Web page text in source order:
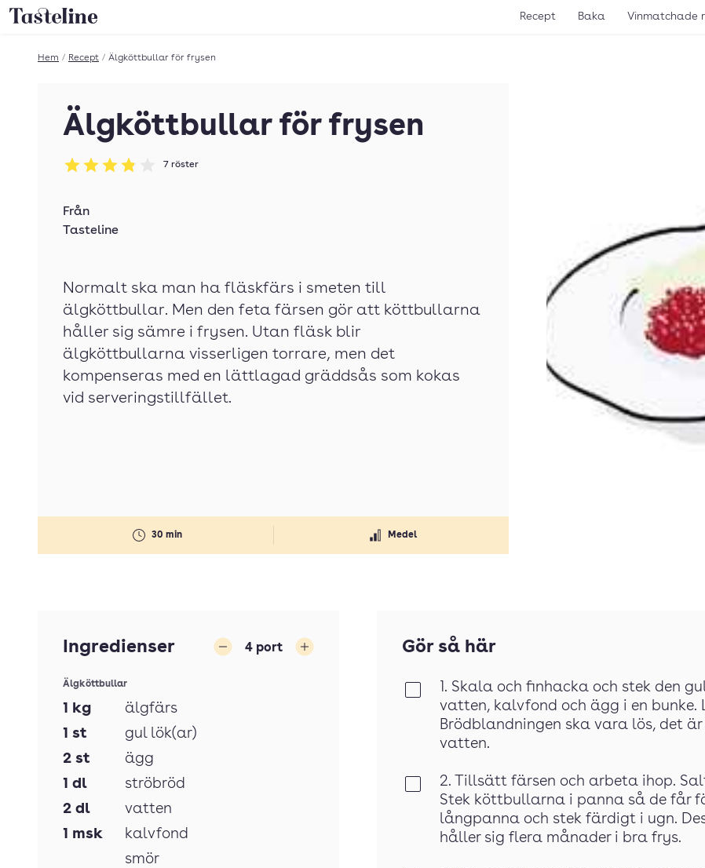
Till Tastelines startsida Recept Baka Vinmatchade
Hem / Recept / Älgköttbullar för frysen
Älgköttbullar för frysen
Betyg: 3.86 av 5
7 röster
30 min Medel
Från
Tasteline
Normalt ska man ha fläskfärs i smeten till
älgköttbullar. Men den feta färsen gör att köttbullarna
håller sig sämre i frysen. Utan fläsk blir
älgköttbullarna visserligen torrare, men det
kompenseras med en lättlagad gräddsås som kokas
vid serveringstillfället.
Ingredienser 4 port
Älgköttbullar
1 kg
älgfärs
1 st
gul lök(ar)
2 st
ägg
1 dl
ströbröd
2 dl
vatten
1 msk
kalvfond
smör
Gör så här
1. Skala och finhacka och stek den
vatten, kalvfond och ägg i en
Brödblandningen ska vara lös, det
vatten.
2. Tillsätt färsen och arbeta ihop.
Stek köttbullarna i panna så de får
långpanna och stek färdigt i ugn.
håller sig flera månader i bra frys.